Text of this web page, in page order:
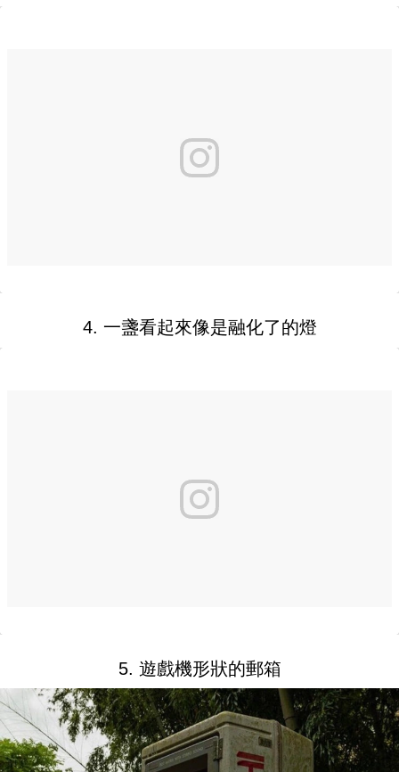
4. 一盞看起來像是融化了的燈
5. 遊戲機形狀的郵箱